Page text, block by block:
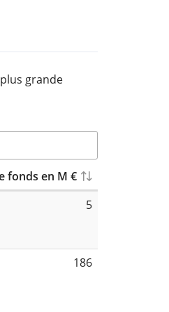
grande
fonds en M €
5
186